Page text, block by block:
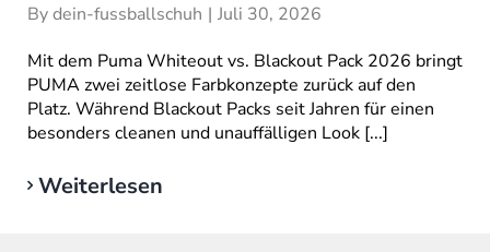
Bydein-fussballschuh | Juli 30, 2026
Mit dem Puma Whiteout vs. Blackout Pack 2026 bringt
PUMA zwei zeitlose Farbkonzepte zurück auf den
Platz. Während Blackout Packs seit Jahren für einen
besonders cleanen und unauffälligen Look [...]
Weiterlesen